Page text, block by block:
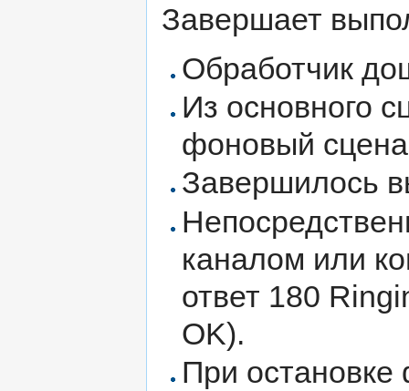
Завершает
Обработчик
Из основного
фоновый
Завершилось
каналом или
ответ 180
OK).
При остановке